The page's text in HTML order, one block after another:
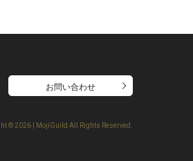
お問い合わせ
© 2026 | MojiGuild All Rights Reserved.